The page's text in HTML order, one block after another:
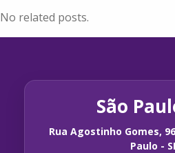
No related posts.
São
Rua Agostinho Gomes,
Paulo -